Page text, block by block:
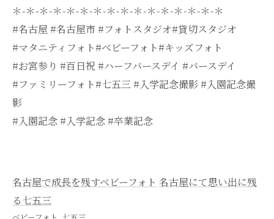
＊-＊-＊-＊-＊-＊-＊-＊-＊-＊-＊-＊-＊-＊-＊-＊
#名古屋 #名古屋市 #フォトスタジオ#貸切スタジオ
#マタニティフォト#ベビーフォト#キッズフォト
#お宮参り #百日祝 #ハーフバースデイ #バースデイ
#ファミリーフォト#七五三 #入学記念撮影 #入園記念撮
影
#入園記念 #入学記念 #卒業記念
名古屋で成長を残すベビーフォト 名古屋にて思い出に残
る七五三